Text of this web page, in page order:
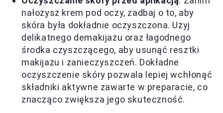
nałożysz krem pod oczy, zadbaj o to, aby
skóra była dokładnie oczyszczona. Użyj
delikatnego demakijażu oraz łagodnego
środka czyszczącego, aby usunąć resztki
makijażu i zanieczyszczeń. Dokładne
oczyszczenie skóry pozwala lepiej wchłonąć
składniki aktywne zawarte w preparacie, co
znacząco zwiększa jego skuteczność.